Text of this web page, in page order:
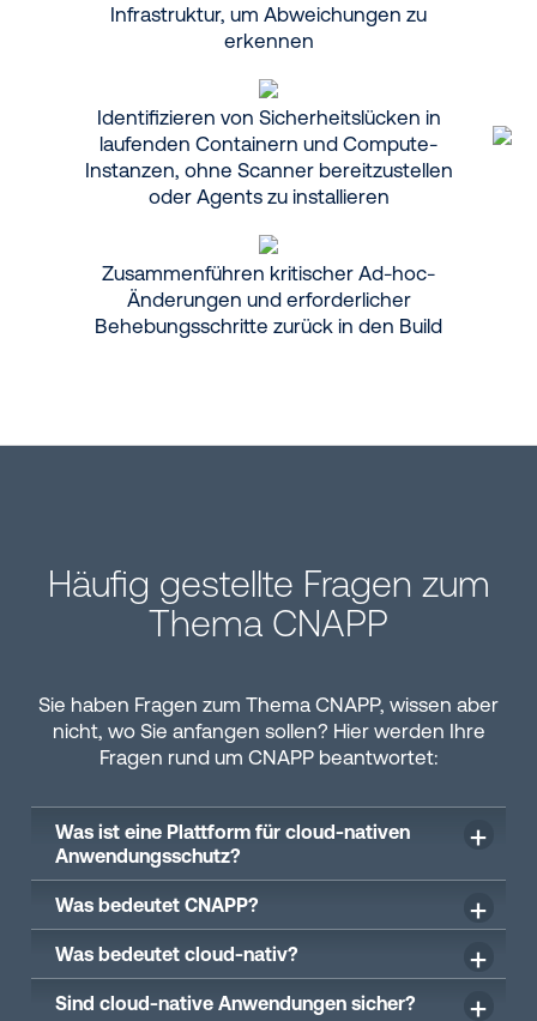
Infrastruktur, um Abweichungen zu
erkennen
Identifizieren von Sicherheitslücken in
laufenden Containern und Compute-
Instanzen, ohne Scanner bereitzustellen
oder Agents zu installieren
Zusammenführen kritischer Ad-hoc-
Änderungen und erforderlicher
Behebungsschritte zurück in den Build
Häufig gestellte Fragen zum
Thema CNAPP
Sie haben Fragen zum Thema CNAPP, wissen aber
nicht, wo Sie anfangen sollen? Hier werden Ihre
Fragen rund um CNAPP beantwortet:
Was ist eine Plattform für cloud-nativen
Anwendungsschutz?
Was bedeutet CNAPP?
Was bedeutet cloud-nativ?
Sind cloud-native Anwendungen sicher?